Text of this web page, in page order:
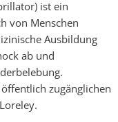
ist ein
von Menschen
Ausbildung
ab und
zugänglichen